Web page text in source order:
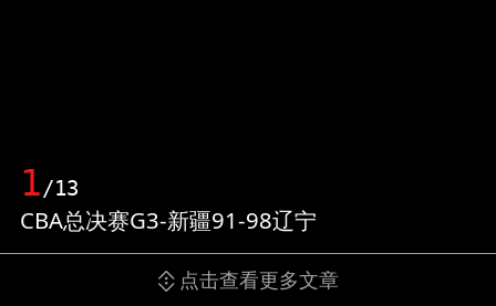
1/13
CBA总决赛G3-新疆91-98辽宁
点击查看更多文章